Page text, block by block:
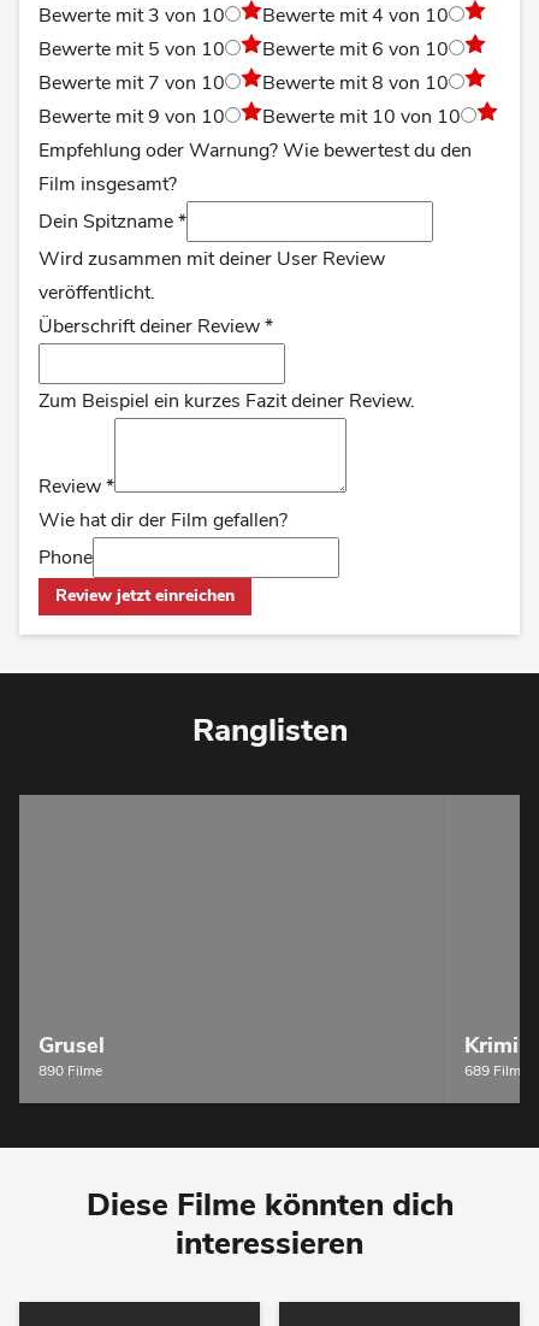
Bewerte mit 3 von 10
Bewerte mit 4 von 10
Bewerte mit 5 von 10
Bewerte mit 6 von 10
Bewerte mit 7 von 10
Bewerte mit 8 von 10
Bewerte mit 9 von 10
Bewerte mit 10 von 10
Empfehlung oder Warnung? Wie bewertest du den
Film insgesamt?
Dein Spitzname*
Wird zusammen mit deiner User Review
veröffentlicht.
Überschrift deiner Review*
Zum Beispiel ein kurzes Fazit deiner Review.
Review*
Wie hat dir der Film gefallen?
Phone
Review jetzt einreichen
Ranglisten
Grusel
890 Filme
Krimi
689 Filme
Diese Filme könnten dich
interessieren